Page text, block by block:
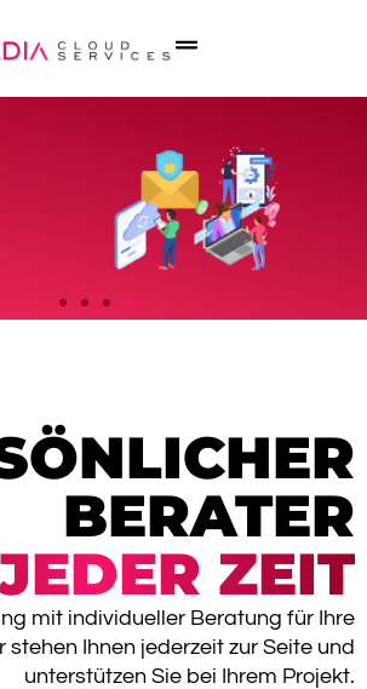
wir
BERATER
ZEIT
mit individueller Beratung für Ihre
stehen Ihnen jederzeit zur Seite und
unterstützen Sie bei Ihrem Projekt.